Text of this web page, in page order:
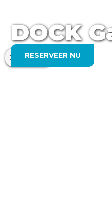
Adviesleeftijd:
vanaf 6 jaar
DOCK
RESERVEER NU